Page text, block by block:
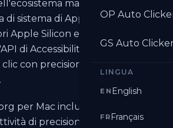
OP Auto
GS Auto
LINGUA
EN English
FR Français
macOS. Segue
di sistema di Apple, funziona
Apple Silicon e Intel, e si
di Accessibilità di macOS
con precisione in ogni
per Mac include Single
di precisione. Multi